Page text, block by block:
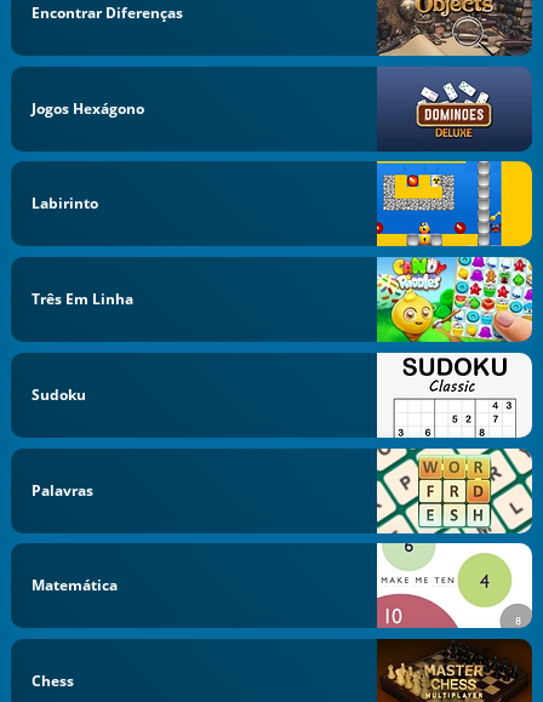
Encontrar Diferenças
Jogos Hexágono
Labirinto
Três Em Linha
Sudoku
Palavras
Matemática
Chess